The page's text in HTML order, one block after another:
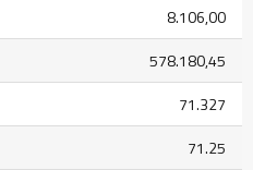
8.106,00
578.180,45
71.327
71.25